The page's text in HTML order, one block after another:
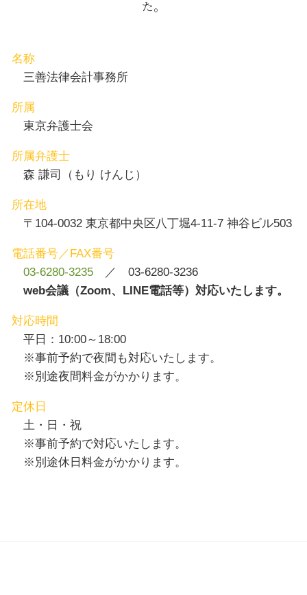
M&A 八丁堀 弁護士
離婚 新宿区 相談
た。
名称
三善法律会計事務所
所属
東京弁護士会
所属弁護士
森 謙司（もり けんじ）
所在地
〒104-0032 東京都中央区八丁堀4-11-7 神谷ビル503
電話番号／FAX番号
03-6280-3235 ／ 03-6280-3236
web会議（Zoom、LINE電話等）対応いたします。
対応時間
平日：10:00～18:00
※事前予約で夜間も対応いたします。
※別途夜間料金がかかります。
定休日
土・日・祝
※事前予約で対応いたします。
※別途休日料金がかかります。